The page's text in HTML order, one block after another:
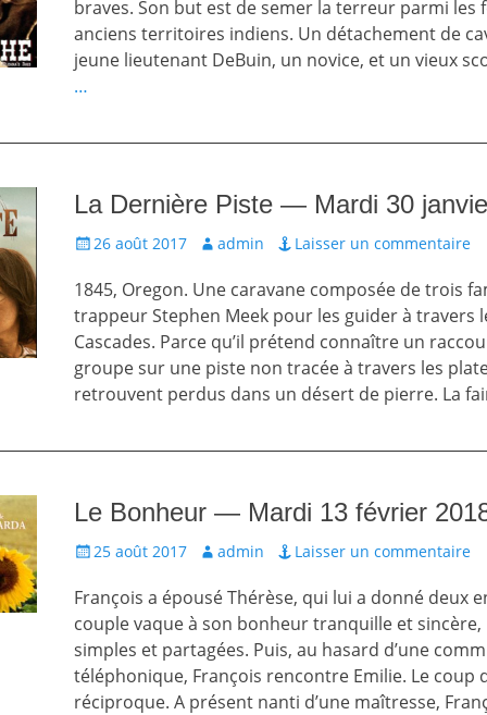
braves. Son but est de semer la terreur parmi les
anciens territoires indiens. Un détachement de
jeune lieutenant DeBuin, un novice, et un vieux
…
La Dernière Piste — Mardi 30
Écrit26 août 2017 Auteur
admin Laisser un commentaire
1845, Oregon. Une caravane composée de trois
trappeur Stephen Meek pour les guider à travers
Cascades. Parce qu’il prétend connaître un
groupe sur une piste non tracée à travers les
retrouvent perdus dans un désert de pierre. La
Le Bonheur — Mardi 13 février
Écrit25 août 2017 Auteur
admin Laisser un commentaire
François a épousé Thérèse, qui lui a donné deux
couple vaque à son bonheur tranquille et
simples et partagées. Puis, au hasard d’une
téléphonique, François rencontre Emilie. Le coup
réciproque. A présent nanti d’une maîtresse,